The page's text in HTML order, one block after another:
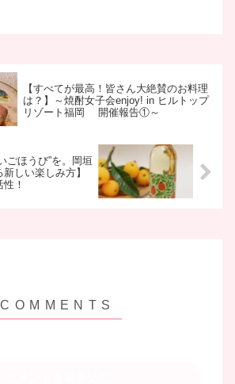
【すべてが最高！皆さん大絶賛のお料理
は？】～焼酎女子会enjoy! in ヒルトップ
リゾート福岡 開催報告①～
ごほうび”を。岡垣
しい楽しみ方】
！